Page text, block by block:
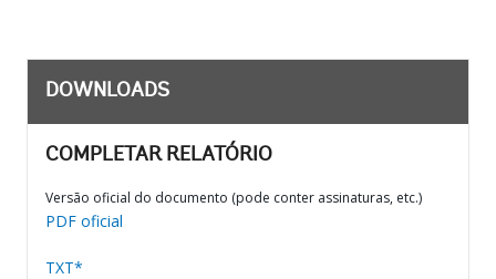
DOWNLOADS
COMPLETAR RELATÓRIO
Versão oficial do documento (pode conter assinaturas, etc.)
PDF oficial
TXT*